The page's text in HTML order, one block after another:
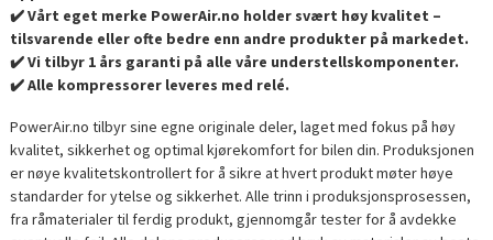
✔️ Vårt eget merke PowerAir.no holder svært høy kvalitet –
tilsvarende eller ofte bedre enn andre produkter på markedet.
✔️ Vi tilbyr 1 års garanti på alle våre understellskomponenter.
✔️ Alle kompressorer leveres med relé.
PowerAir.no tilbyr sine egne originale deler, laget med fokus på høy
kvalitet, sikkerhet og optimal kjørekomfort for bilen din. Produksjonen
er nøye kvalitetskontrollert for å sikre at hvert produkt møter høye
standarder for ytelse og sikkerhet. Alle trinn i produksjonsprosessen,
fra råmaterialer til ferdig produkt, gjennomgår tester for å avdekke